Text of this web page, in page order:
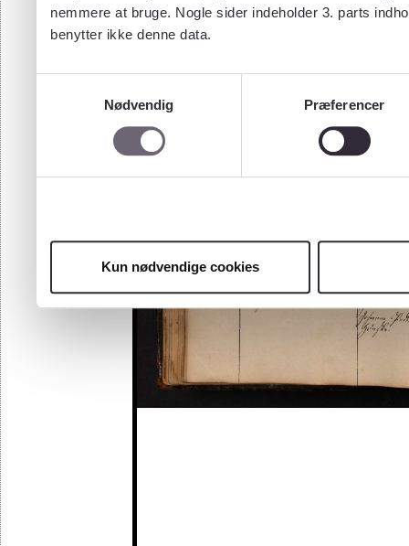
nemmere at bruge. Nogle sider indeholder 3. parts
benytter ikke denne data.
Nødvendig
Præferencer
Kun nødvendige cookies